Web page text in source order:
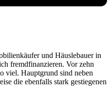
und Häuslebauer in
fremdfinanzieren. Vor zehn
viel. Hauptgrund sind neben
die ebenfalls stark gestiegenen